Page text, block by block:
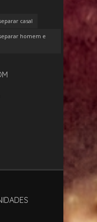
casal
homem e